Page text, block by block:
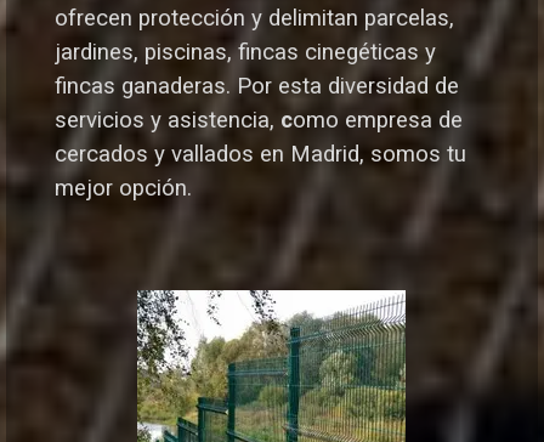
ofrecen protección y delimitan parcelas,
jardines, piscinas, fincas cinegéticas y
fincas ganaderas. Por esta diversidad de
servicios y asistencia, como empresa de
cercados y vallados en Madrid, somos tu
mejor opción.